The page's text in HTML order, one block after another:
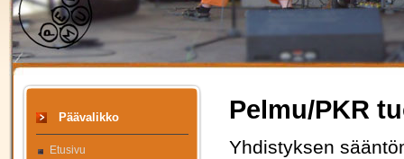
Päävalikko
Etusivu
Pelmu/PKR
Yhdistyksen